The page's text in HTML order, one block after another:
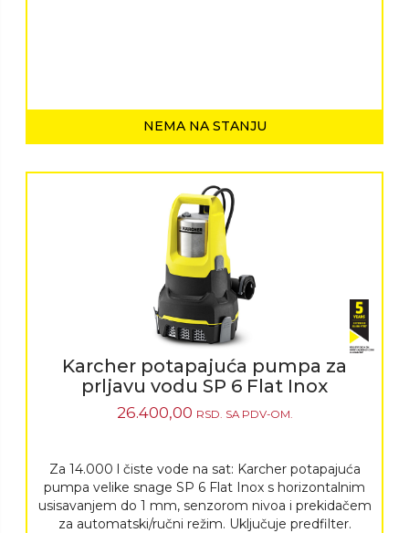
NEMA NA STANJU
Karcher potapajuća pumpa za
prljavu vodu SP 6 Flat Inox
26.400,00 RSD. SA PDV-OM.
Za 14.000 l čiste vode na sat: Karcher potapajuća
pumpa velike snage SP 6 Flat Inox s horizontalnim
usisavanjem do 1 mm, senzorom nivoa i prekidačem
za automatski/ručni režim. Uključuje predfilter.